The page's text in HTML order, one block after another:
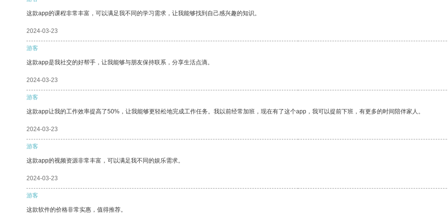
这款app的课程非常丰富，可以满足我不同的学习需求，让我能够找到自己感兴趣的知识。
2024-03-23
游客
这款app是我社交的好帮手，让我能够与朋友保持联系，分享生活点滴。
2024-03-23
游客
这款app让我的工作效率提高了50%，让我能够更轻松地完成工作任务。我以前经常加班，现在有了这个app，我可以提前下班，有更多的时间陪伴家人。
2024-03-23
游客
这款app的视频资源非常丰富，可以满足我不同的娱乐需求。
2024-03-23
游客
这款软件的价格非常实惠，值得推荐。